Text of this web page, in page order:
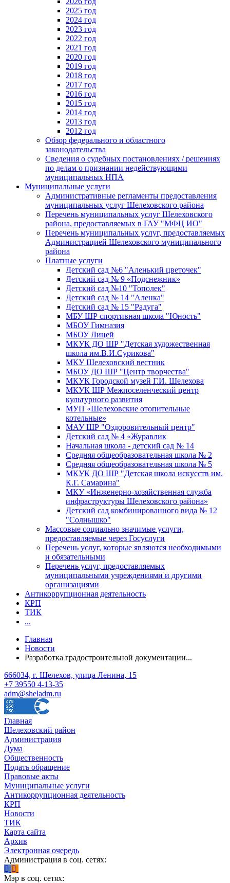
2025 год
2024 год
2023 год
2022 год
2021 год
2020 год
2019 год
2018 год
2017 год
2016 год
2015 год
2014 год
2013 год
2012 год
Обзор федерального и областного
законодательства
Сведения о судебных постановлениях / решениях
по делам о признании недействующими
муниципальных НПА
Муниципальные услуги
Административные регламенты предоставления
муниципальных услуг Шелеховского района
Перечень муниципальных услуг Шелеховского
района, предоставляемых в ГАУ "МФЦ ИО"
Перечень муниципальных услуг, предоставляемых
Администрацией Шелеховского муниципального
района
Платные услуги
Детский сад №6 "Аленький цветочек"
Детский сад № 9 «Подснежник»
Детский сад №10 "Тополек"
Детский сад № 14 "Аленка"
Детский сад № 15 "Радуга"
МБУ ШР спортивная школа "Юность"
МБОУ Гимназия
МБОУ Лицей
МКУК ДО ШР "Детская художественная
школа им.В.И.Сурикова"
МКУ Шелеховский вестник
МБОУ ДО ШР "Центр творчества"
МКУК Городской музей Г.И. Шелехова
МКУК ШР Межпоселенческий центр
культурного развития
МУП «Шелеховские отопительные
котельные»
МАУ ШР "Оздоровительный центр"
Детский сад № 4 «Журавлик
Начальная школа - детский сад № 14
Средняя общеобразовательная школа № 2
Средняя общеобразовательная школа № 5
МКУК ДО ШР "Детская школа искусств им.
К.Г. Самарина"
МКУ «Инженерно-хозяйственная служба
инфраструктуры Шелеховского района»
Детский сад комбинированного вида № 12
"Солнышко"
Массовые социально значимые услуги,
предоставляемые через Госуслуги
Перечень услуг, которые являются необходимыми
и обязательными
Перечень услуг, предоставляемых
муниципальными учреждениями и другими
организациями
Антикоррупционная деятельность
КРП
ТИК
...
Главная
Новости
Разработка градостроительной документации...
666034, г. Шелехов, улица Ленина, 15
+7 39550 4-13-35
adm@sheladm.ru
Главная
Шелеховский район
Администрация
Дума
Общественность
Подать обращение
Правовые акты
Муниципальные услуги
Антикоррупционная деятельность
КРП
Новости
ТИК
Карта сайта
Архив
Электронная очередь
Администрация в соц. сетях:
Мэр в соц. сетях: